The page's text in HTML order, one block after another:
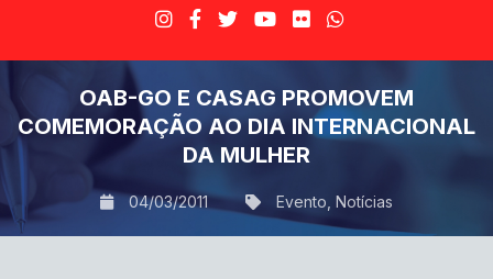
OAB-GO E CASAG PROMOVEM
COMEMORAÇÃO AO DIA INTERNACIONAL
DA MULHER
04/03/2011 Evento Notícias